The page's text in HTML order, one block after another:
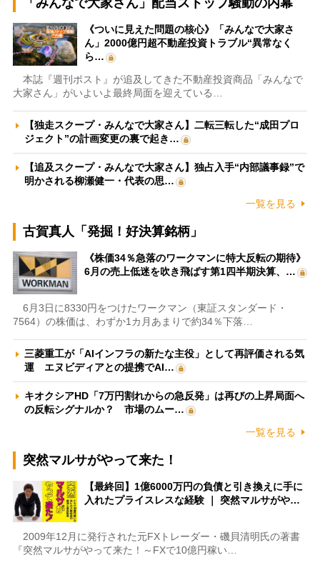
《ついに見えた問題の核心》「みんなで大家さ
ん」2000億円超不動産投資トラブル“異常なく
ら…
本誌『週刊ポスト』が追及してきた不動産投資商品「みんなで
大家さん」がいよいよ最終局面を迎えている…
【独走スクープ・みんなで大家さん】二転三転した“成田プロ
ジェクト”の計画変更の裏で起き…
【追及スクープ・みんなで大家さん】独占入手“内部議事録”で
明かされる柳瀬健一・代表の思…
一覧を見る
古賀真人「発掘！好決算銘柄」
《株価34％急落のワークマンに特大反転の期待》
6月の売上低迷を吹き飛ばす第1四半期決算、…
6月3日に8330円をつけたワークマン（東証スタンダード・
7564）の株価は、わずか1カ月あまりで約34％下落…
三菱重工が「AIインフラの新たな主役」として再評価される気
運 エヌビディアとの提携でAI…
キオクシアHD「7万円割れからの急反発」は再びの上昇局面へ
の反転シグナルか？ 市場のムー…
一覧を見る
突然マルサがやって来た！
【最終回】1億6000万円の負債と引き換えに手に
入れたプライスレスな経験 ｜ 突然マルサがや…
2009年12月に発行された元FXトレーダー・磯貝清明氏の著書
『突然マルサがやって来た！～FXで10億円稼い…